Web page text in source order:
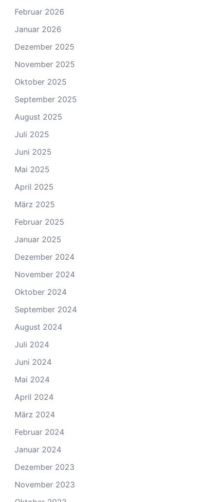
Februar 2026
Januar 2026
Dezember 2025
November 2025
Oktober 2025
September 2025
August 2025
Juli 2025
Juni 2025
Mai 2025
April 2025
März 2025
Februar 2025
Januar 2025
Dezember 2024
November 2024
Oktober 2024
September 2024
August 2024
Juli 2024
Juni 2024
Mai 2024
April 2024
März 2024
Februar 2024
Januar 2024
Dezember 2023
November 2023